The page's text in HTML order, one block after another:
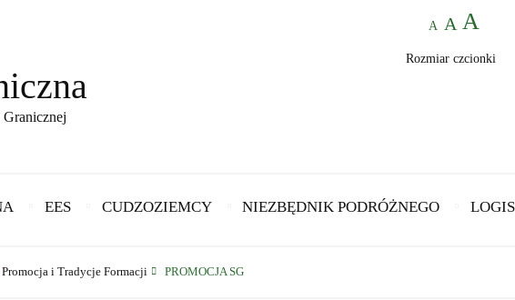
Granicznej
Rozmiar czcionki
EES CUDZOZIEMCY NIEZBĘDNIK PODRÓŻNEGO
Promocja i Tradycje Formacji PROMOCJA SG